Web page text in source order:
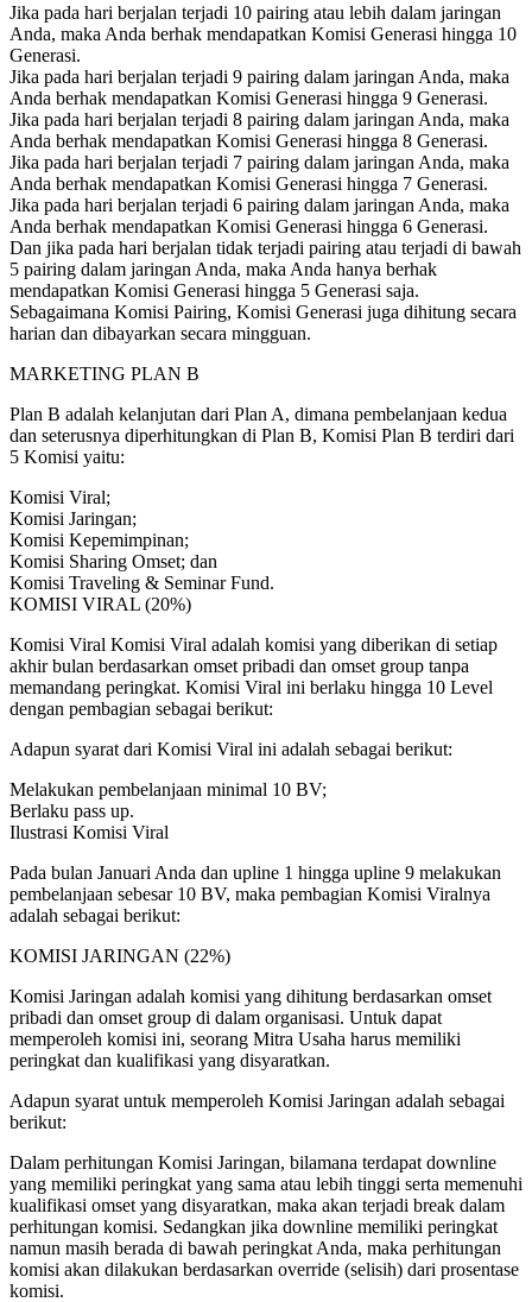
Jika pada hari berjalan terjadi 10 pairing atau lebih dalam jaringan
Anda, maka Anda berhak mendapatkan Komisi Generasi hingga 10
Generasi.
Jika pada hari berjalan terjadi 9 pairing dalam jaringan Anda, maka
Anda berhak mendapatkan Komisi Generasi hingga 9 Generasi.
Jika pada hari berjalan terjadi 8 pairing dalam jaringan Anda, maka
Anda berhak mendapatkan Komisi Generasi hingga 8 Generasi.
Jika pada hari berjalan terjadi 7 pairing dalam jaringan Anda, maka
Anda berhak mendapatkan Komisi Generasi hingga 7 Generasi.
Jika pada hari berjalan terjadi 6 pairing dalam jaringan Anda, maka
Anda berhak mendapatkan Komisi Generasi hingga 6 Generasi.
Dan jika pada hari berjalan tidak terjadi pairing atau terjadi di bawah
5 pairing dalam jaringan Anda, maka Anda hanya berhak
mendapatkan Komisi Generasi hingga 5 Generasi saja.
Sebagaimana Komisi Pairing, Komisi Generasi juga dihitung secara
harian dan dibayarkan secara mingguan.
MARKETING PLAN B
Plan B adalah kelanjutan dari Plan A, dimana pembelanjaan kedua
dan seterusnya diperhitungkan di Plan B, Komisi Plan B terdiri dari
5 Komisi yaitu:
Komisi Viral;
Komisi Jaringan;
Komisi Kepemimpinan;
Komisi Sharing Omset; dan
Komisi Traveling & Seminar Fund.
KOMISI VIRAL (20%)
Komisi Viral Komisi Viral adalah komisi yang diberikan di setiap
akhir bulan berdasarkan omset pribadi dan omset group tanpa
memandang peringkat. Komisi Viral ini berlaku hingga 10 Level
dengan pembagian sebagai berikut:
Adapun syarat dari Komisi Viral ini adalah sebagai berikut:
Melakukan pembelanjaan minimal 10 BV;
Berlaku pass up.
Ilustrasi Komisi Viral
Pada bulan Januari Anda dan upline 1 hingga upline 9 melakukan
pembelanjaan sebesar 10 BV, maka pembagian Komisi Viralnya
adalah sebagai berikut:
KOMISI JARINGAN (22%)
Komisi Jaringan adalah komisi yang dihitung berdasarkan omset
pribadi dan omset group di dalam organisasi. Untuk dapat
memperoleh komisi ini, seorang Mitra Usaha harus memiliki
peringkat dan kualifikasi yang disyaratkan.
Adapun syarat untuk memperoleh Komisi Jaringan adalah sebagai
berikut:
Dalam perhitungan Komisi Jaringan, bilamana terdapat downline
yang memiliki peringkat yang sama atau lebih tinggi serta memenuhi
kualifikasi omset yang disyaratkan, maka akan terjadi break dalam
perhitungan komisi. Sedangkan jika downline memiliki peringkat
namun masih berada di bawah peringkat Anda, maka perhitungan
komisi akan dilakukan berdasarkan override (selisih) dari prosentase
komisi.